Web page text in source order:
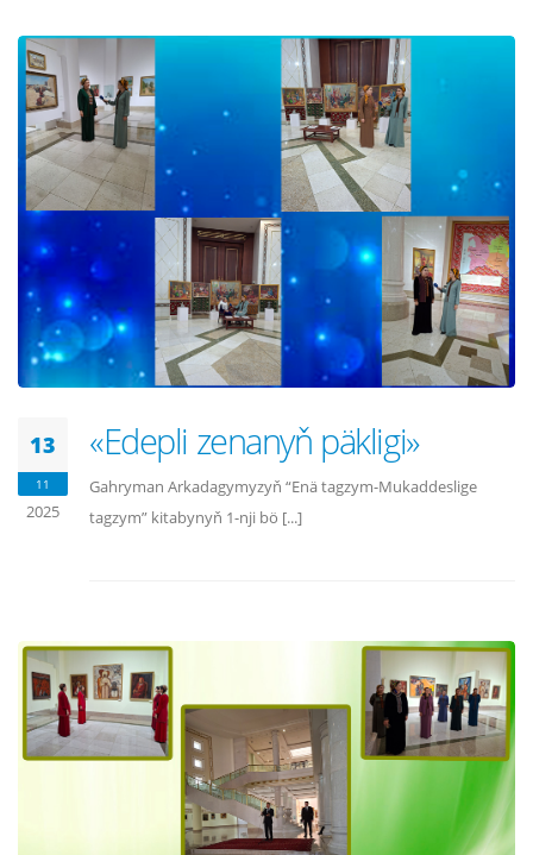
13
11
2025
«Edepli zenanyň päkligi»
Gahryman Arkadagymyzyň “Enä tagzym-Mukaddeslige
tagzym” kitabynyň 1-nji bö [...]